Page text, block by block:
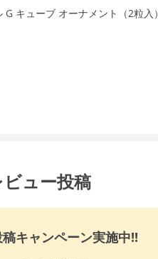
キューブ オーナメント（2粒入）
ビュー投稿
キャンペーン実施中!!